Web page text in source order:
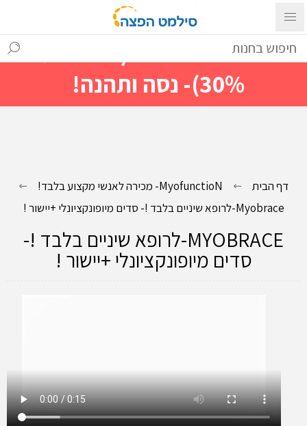
עם ההתחברות ניתן לראות מייד
מחירים מיוחדים(הנחות עד
30%)- נסה ותהנה!
דף הבית
MyofunctioN- מכירה לאנשי מקצוע בלבד!
Myobrace-לרופא שיניים בלבד !- סדים מיופונקציונלי +יישור !
MYOBRACE-לרופא שיניים בלבד !-
סדים מיופונקציונלי +יישור !